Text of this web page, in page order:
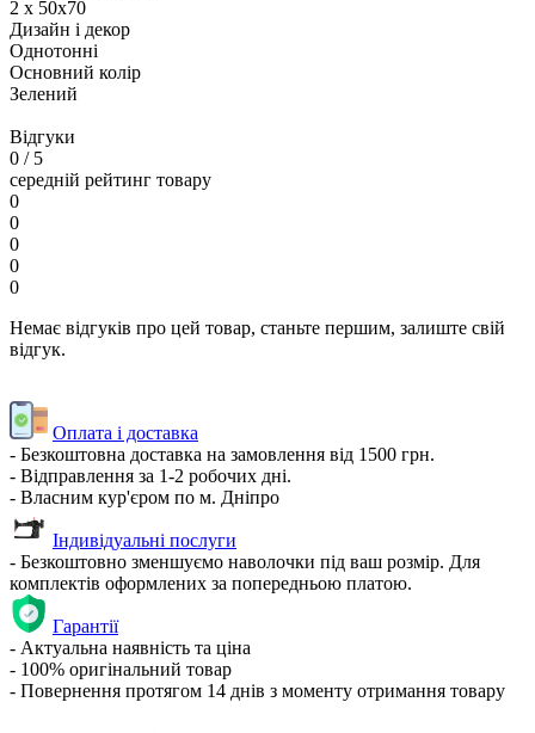
2 х 50х70
Дизайн і декор
Однотонні
Основний колір
Зелений
Відгуки
0 / 5
середній рейтинг товару
0
0
0
0
0
Немає відгуків про цей товар, станьте першим, залиште свій
відгук.
Оплата і доставка
- Безкоштовна доставка на замовлення від 1500 грн.
- Відправлення за 1-2 робочих дні.
- Власним кур'єром по м. Дніпро
Індивідуальні послуги
- Безкоштовно зменшуємо наволочки під ваш розмір. Для
комплектів оформлених за попередньою платою.
Гарантії
- Актуальна наявність та ціна
- 100% оригінальний товар
- Повернення протягом 14 днів з моменту отримання товару